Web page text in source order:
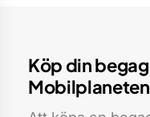
Köp din